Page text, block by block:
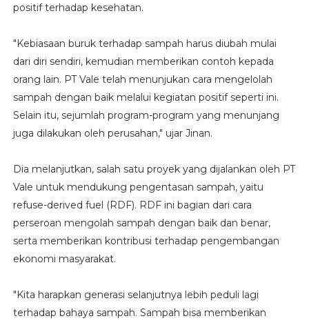
positif terhadap kesehatan.
"Kebiasaan buruk terhadap sampah harus diubah mulai
dari diri sendiri, kemudian memberikan contoh kepada
orang lain. PT Vale telah menunjukan cara mengelolah
sampah dengan baik melalui kegiatan positif seperti ini.
Selain itu, sejumlah program-program yang menunjang
juga dilakukan oleh perusahan," ujar Jinan.
Dia melanjutkan, salah satu proyek yang dijalankan oleh PT
Vale untuk mendukung pengentasan sampah, yaitu
refuse-derived fuel (RDF). RDF ini bagian dari cara
perseroan mengolah sampah dengan baik dan benar,
serta memberikan kontribusi terhadap pengembangan
ekonomi masyarakat.
"Kita harapkan generasi selanjutnya lebih peduli lagi
terhadap bahaya sampah. Sampah bisa memberikan